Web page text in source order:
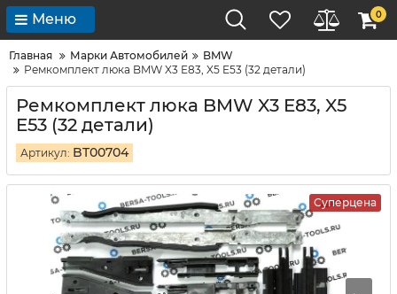
Меню 0
Главная Марки Автомобилей
BMW
Ремкомплект люка BMW X3 E83, X5 E53 (32 детали)
Ремкомплект люка BMW X3 E83, X5
E53 (32 детали)
Артикул: BT00704
Суперцена